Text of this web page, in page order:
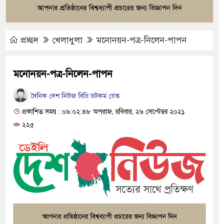
প্রচ্ছদ খেলাধুলা মনোনয়ন-পত্র-নিলেন-পাপন
মনোনয়ন-পত্র-নিলেন-পাপন
দৈনিক দেশ নিউজ বিডি ডটকম ডেস্ক
প্রকাশিত সময় : ০৬:০২:৪৮ অপরাহ্ন, রবিবার, ২৬ সেপ্টেম্বর ২০২১
২২৫